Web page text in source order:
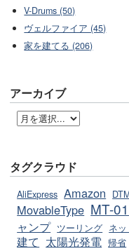
V-Drums (50)
ヴェルファイア (45)
家を建てる (206)
アーカイブ
タグクラウド
AliExpress Amazon
MovableType MT-01
ャンプ ツーリング ネ
建て 太陽光発電 帰省